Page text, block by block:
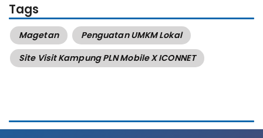
Tags
Magetan
Penguatan UMKM Lokal
Site Visit Kampung PLN Mobile X ICONNET